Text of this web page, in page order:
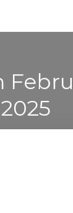
springen
2025